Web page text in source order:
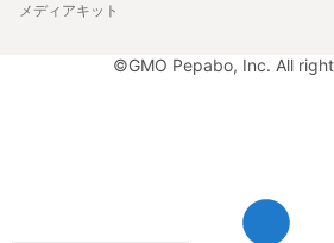
メディアキット
©GMO Pepabo, Inc. All